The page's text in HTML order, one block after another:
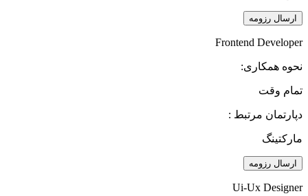
ارسال رزومه
Frontend Developer
نحوه همکاری:
تمام وقت
دپارتمان مرتبط :
مارکتینگ
ارسال رزومه
Ui-Ux Designer